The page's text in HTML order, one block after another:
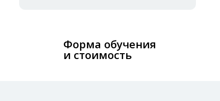
Форма обучения
и стоимость